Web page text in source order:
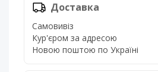
Доставка
Самовивіз
Кур'єром за адресою
Новою поштою по Україні